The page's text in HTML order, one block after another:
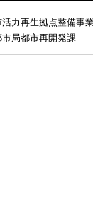
力再生拠点整備事
局都市再開発課